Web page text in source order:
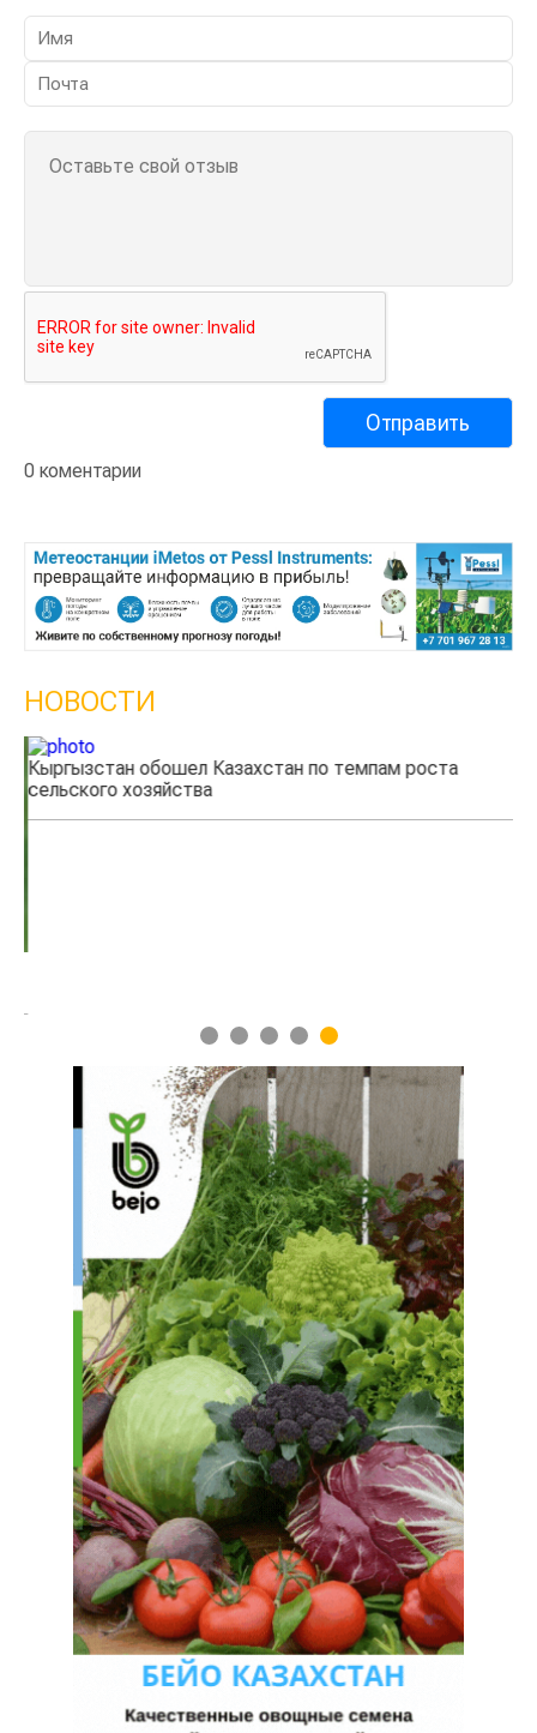
0 коментарии
НОВОСТИ
Кыргызстан обошел Казахстан по темпам роста
сельского хозяйства
1 2 3 4 5